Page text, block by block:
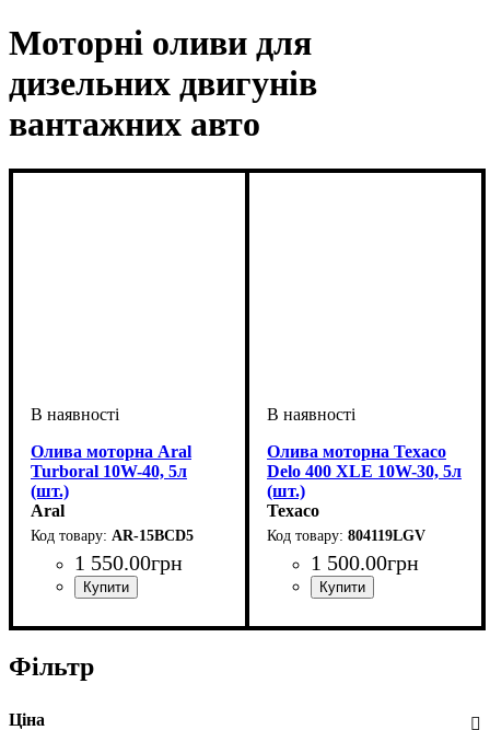
Моторні оливи для
дизельних двигунів
вантажних авто
Олива моторна Aral
Turboral 10W-40, 5л
(шт.)
Aral
AR-15BCD5
1 550.00грн
Олива моторна Texaco
Delo 400 XLE 10W-30, 5л
(шт.)
Texaco
804119LGV
1 500.00грн
Фільтр
Ціна